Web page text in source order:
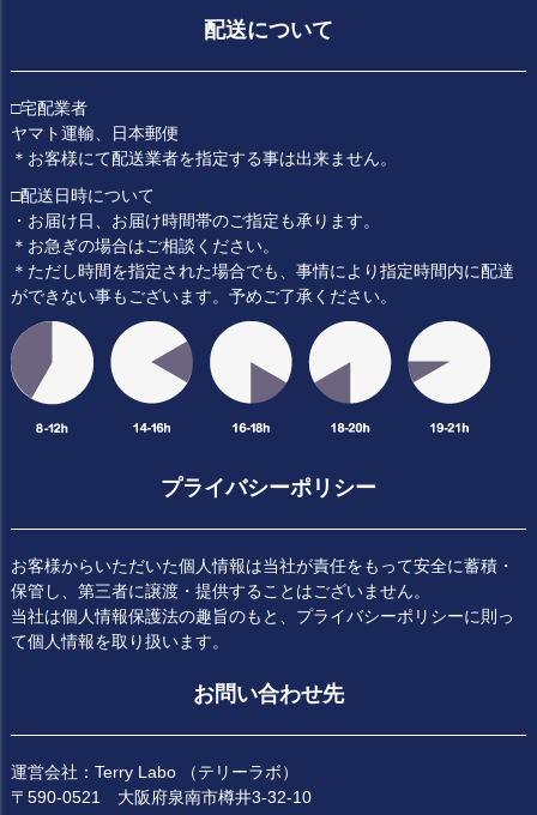
配送について
□宅配業者
ヤマト運輸、日本郵便
＊お客様にて配送業者を指定する事は出来ません。
□配送日時について
・お届け日、お届け時間帯のご指定も承ります。
＊お急ぎの場合はご相談ください。
＊ただし時間を指定された場合でも、事情により指定時間内に配達
ができない事もございます。予めご了承ください。
プライバシーポリシー
お客様からいただいた個人情報は当社が責任をもって安全に蓄積・
保管し、第三者に譲渡・提供することはございません。
当社は個人情報保護法の趣旨のもと、プライバシーポリシーに則っ
て個人情報を取り扱います。
お問い合わせ先
運営会社：Terry Labo （テリーラボ）
〒590-0521 大阪府泉南市樽井3-32-10